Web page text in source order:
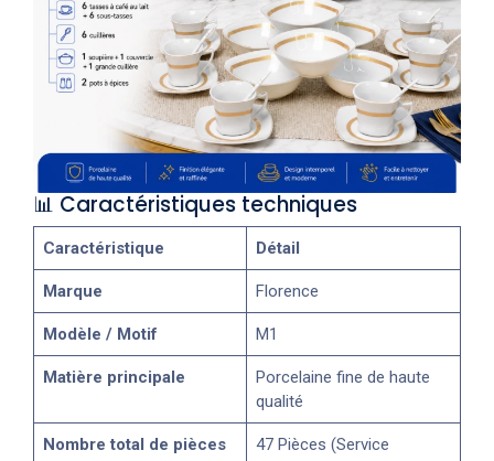
📊 Caractéristiques techniques
Caractéristique Détail
Marque Florence
Modèle / Motif M1
Matière principale
Porcelaine fine de haute
qualité
Nombre total de pièces
47 Pièces (Service